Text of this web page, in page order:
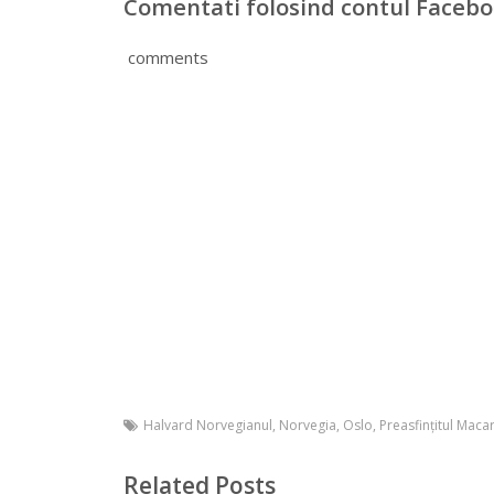
Comentati folosind contul
comments
Halvard Norvegianul, Norvegia, Oslo, Preasfinţitul
Related Posts